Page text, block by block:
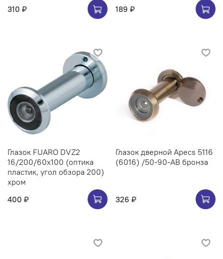
310 ₽ 189 ₽
Глазок FUARO DVZ2
16/200/60x100 (оптика
пластик, угол обзора 200)
хром
400 ₽
Глазок дверной Apecs 5116
(6016) /50-90-AB бронза
326 ₽